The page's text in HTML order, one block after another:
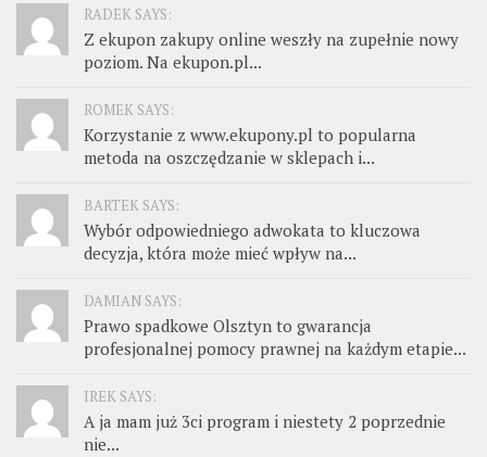
RADEK SAYS:
Z ekupon zakupy online weszły na zupełnie nowy
poziom. Na ekupon.pl...
ROMEK SAYS:
Korzystanie z www.ekupony.pl to popularna
metoda na oszczędzanie w sklepach i...
BARTEK SAYS:
Wybór odpowiedniego adwokata to kluczowa
decyzja, która może mieć wpływ na...
DAMIAN SAYS:
Prawo spadkowe Olsztyn to gwarancja
profesjonalnej pomocy prawnej na każdym etapie...
IREK SAYS:
A ja mam już 3ci program i niestety 2 poprzednie
nie...